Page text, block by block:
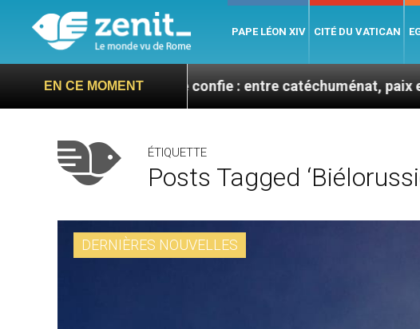
PAPE LÉON XIV CITÉ DU VATICAN
EN CE MOMENT
se confie : entre catéchuménat, paix et défis
ÉTIQUETTE
Posts Tagged
DERNIÈRES NOUVELLES